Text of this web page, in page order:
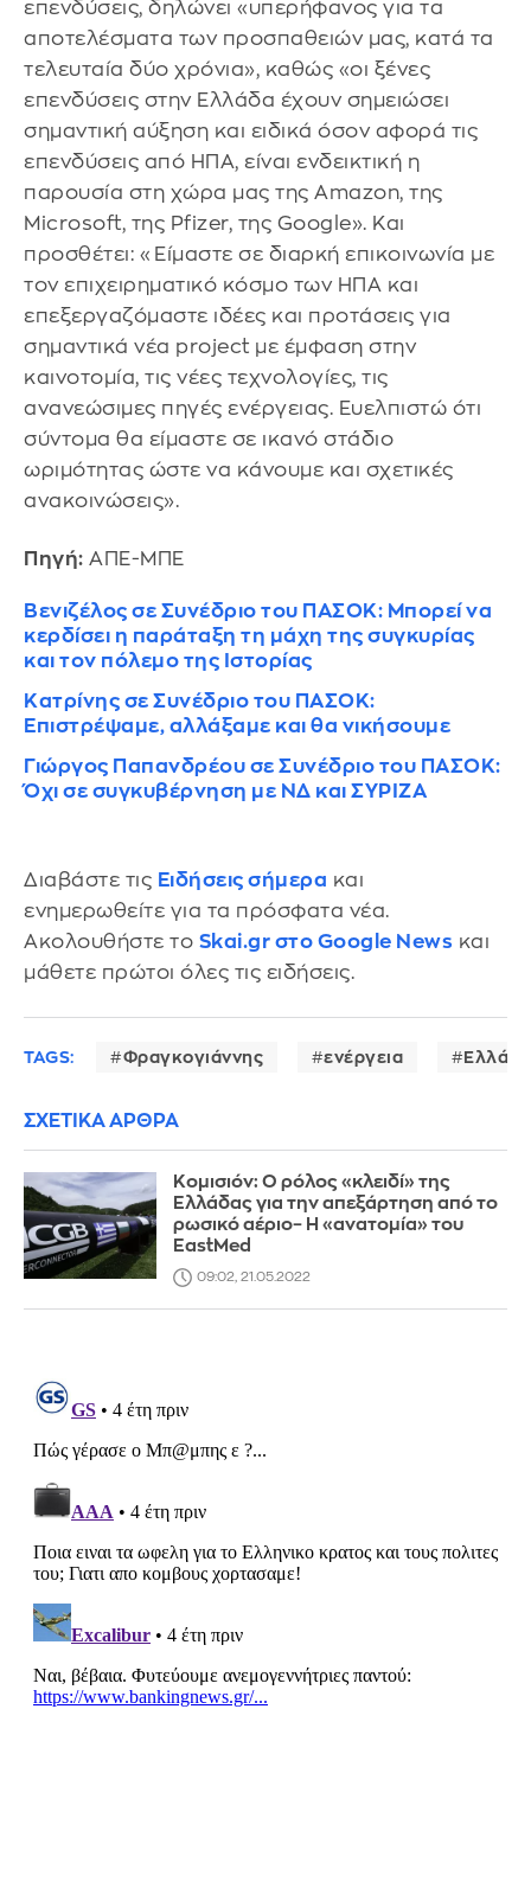
επενδύσεις, δηλώνει «υπερήφανος για τα
αποτελέσματα των προσπαθειών μας, κατά τα
τελευταία δύο χρόνια», καθώς «οι ξένες
επενδύσεις στην Ελλάδα έχουν σημειώσει
σημαντική αύξηση και ειδικά όσον αφορά τις
επενδύσεις από ΗΠΑ, είναι ενδεικτική η
παρουσία στη χώρα μας της Amazon, της
Microsoft, της Pfizer, της Google». Και
προσθέτει: «Είμαστε σε διαρκή επικοινωνία με
τον επιχειρηματικό κόσμο των ΗΠΑ και
επεξεργαζόμαστε ιδέες και προτάσεις για
σημαντικά νέα project με έμφαση στην
καινοτομία, τις νέες τεχνολογίες, τις
ανανεώσιμες πηγές ενέργειας. Ευελπιστώ ότι
σύντομα θα είμαστε σε ικανό στάδιο
ωριμότητας ώστε να κάνουμε και σχετικές
ανακοινώσεις».
Πηγή: ΑΠΕ-ΜΠΕ
Βενιζέλος σε Συνέδριο του ΠΑΣΟΚ: Μπορεί να
κερδίσει η παράταξη τη μάχη της συγκυρίας
και τον πόλεμο της Ιστορίας
Κατρίνης σε Συνέδριο του ΠΑΣΟΚ:
Επιστρέψαμε, αλλάξαμε και θα νικήσουμε
Γιώργος Παπανδρέου σε Συνέδριο του ΠΑΣΟΚ:
Όχι σε συγκυβέρνηση με ΝΔ και ΣΥΡΙΖΑ
Διαβάστε τις Ειδήσεις σήμερα και
ενημερωθείτε για τα πρόσφατα νέα.
Ακολουθήστε το Skai.gr στο Google News και
μάθετε πρώτοι όλες τις ειδήσεις.
TAGS: Φραγκογιάννης ενέργεια Ελλάδα
ΣΧΕΤΙΚΑ ΑΡΘΡΑ
Κομισιόν: Ο ρόλος «κλειδί» της
Ελλάδας για την απεξάρτηση από το
ρωσικό αέριο– Η «ανατομία» του
EastMed
09:02, 21.05.2022